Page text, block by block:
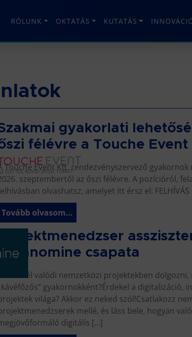
RÓLUNK OKTATÁS KUTATÁS
gyakorlati
félévre a Touche Event
Touche Event Kft. rendezvényszervező
szeptembertől az őszi félévre. A pozícióról,
olvashatsz, amelyet itt érsz el: FELHÍVÁS
Tovább olvasom…
Projektmenedzser
innomine csapata
Szeretnél valódi nemzetközi projektekben dolgozni,
gyakornokként?Érdekel a digitalizáció,
világa? Akkor ez neked szól!Csatlakozz
mellé, és láss bele, hogyan
digitális […]